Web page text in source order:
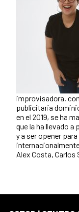
improvisadora,
publicitaria
en el 2019, se ha
que la ha llevado
y a ser opener
Alex Costa, Carlos